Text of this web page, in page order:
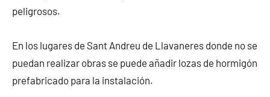
peligrosos.
En los lugares de Sant Andreu de Llavaneres donde no se
puedan realizar obras se puede añadir lozas de hormigón
prefabricado para la instalación.